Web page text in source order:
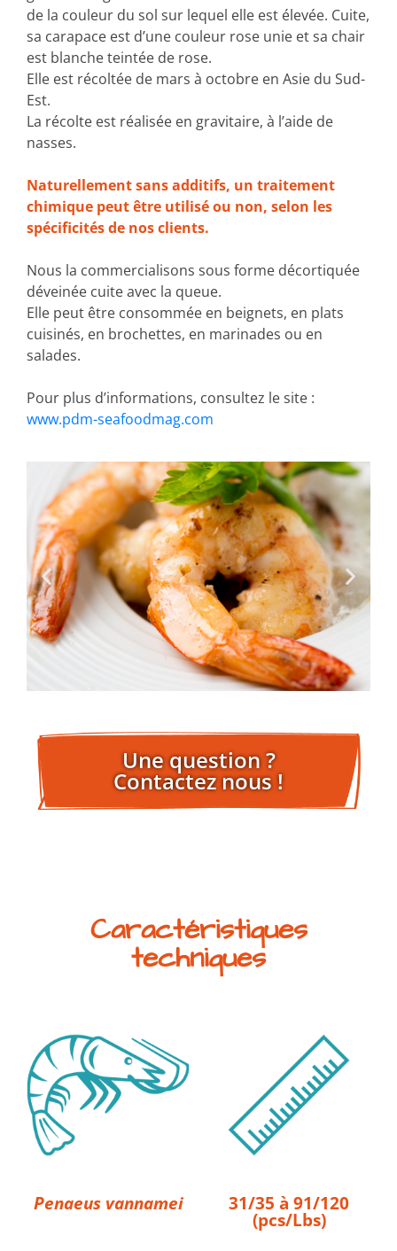
de la couleur du sol sur lequel elle est élevée. Cuite,
sa carapace est d’une couleur rose unie et sa chair
est blanche teintée de rose.
Elle est récoltée de mars à octobre en Asie du Sud-
Est.
La récolte est réalisée en gravitaire, à l’aide de
nasses.
Naturellement sans additifs, un traitement
chimique peut être utilisé ou non, selon les
spécificités de nos clients.
Nous la commercialisons sous forme décortiquée
déveinée cuite avec la queue.
Elle peut être consommée en beignets, en plats
cuisinés, en brochettes, en marinades ou en
salades.
Pour plus d’informations, consultez le site :
www.pdm-seafoodmag.com
Une question ?
Contactez nous !
Caractéristiques
techniques
Penaeus vannamei 31/35 à 91/120
(pcs/Lbs)